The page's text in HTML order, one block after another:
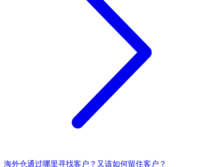
海外仓通过哪里寻找客户？又该如何留住客户？